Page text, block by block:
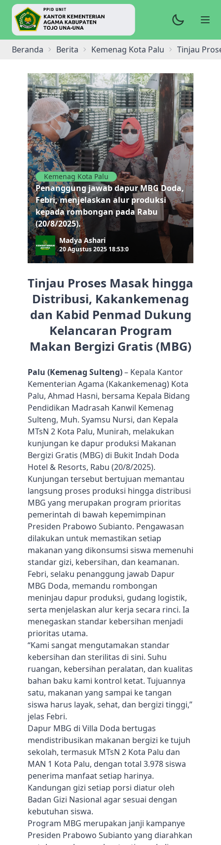
Beranda Berita Kemenag Kota Palu Tinjau
Kemenag Kota Palu
Penanggung jawab dapur MBG Doda,
Febri, menjelaskan alur produksi
kepada rombongan pada Rabu
(20/8/2025).
Madya Ashari
20 Agustus 2025 18:53:0
Tinjau Proses Masak hingga
Distribusi, Kakankemenag
dan Kabid Penmad Dukung
Kelancaran Program
Makan Bergizi Gratis (MBG)
Palu (Kemenag Sulteng)– Kepala Kantor
Kementerian Agama (Kakankemenag) Kota
Palu, Ahmad Hasni, bersama Kepala Bidang
Pendidikan Madrasah Kanwil Kemenag
Sulteng, Muh. Syamsu Nursi, dan Kepala
MTsN 2 Kota Palu, Munirah, melakukan
kunjungan ke dapur produksi Makanan
Bergizi Gratis (MBG) di Bukit Indah Doda
Hotel & Resorts, Rabu (20/8/2025).
Kunjungan tersebut bertujuan memantau
langsung proses produksi hingga distribusi
MBG yang merupakan program prioritas
pemerintah di bawah kepemimpinan
Presiden Prabowo Subianto. Pengawasan
dilakukan untuk memastikan setiap
makanan yang dikonsumsi siswa memenuhi
standar gizi, kebersihan, dan keamanan.
Febri, selaku penanggung jawab Dapur
MBG Doda, memandu rombongan
meninjau dapur produksi, gudang logistik,
serta menjelaskan alur kerja secara rinci. Ia
menegaskan standar kebersihan menjadi
prioritas utama.
“Kami sangat mengutamakan standar
kebersihan dan sterilitas di sini. Suhu
ruangan, kebersihan peralatan, dan kualitas
bahan baku kami kontrol ketat. Tujuannya
satu, makanan yang sampai ke tangan
siswa harus layak, sehat, dan bergizi tinggi,”
jelas Febri.
Dapur MBG di Villa Doda bertugas
mendistribusikan makanan bergizi ke tujuh
sekolah, termasuk MTsN 2 Kota Palu dan
MAN 1 Kota Palu, dengan total 3.978 siswa
penerima manfaat setiap harinya.
Kandungan gizi setiap porsi diatur oleh
Badan Gizi Nasional agar sesuai dengan
kebutuhan siswa.
Program MBG merupakan janji kampanye
Presiden Prabowo Subianto yang diarahkan